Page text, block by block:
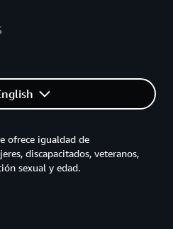
ofrece igualdad de
discapacitados, veteranos,
sexual y edad.